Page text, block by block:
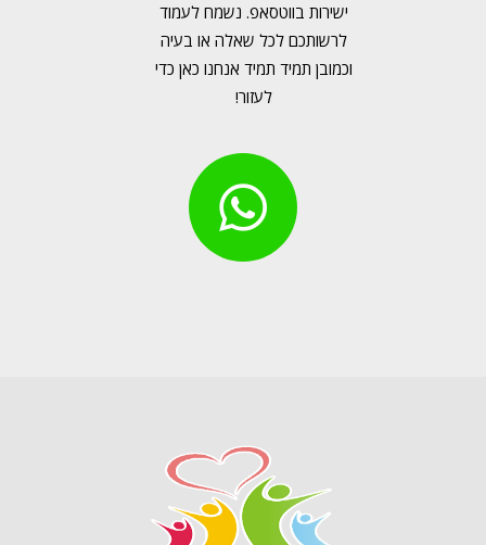
ישירות בווטסאפ. נשמח לעמוד
לרשותכם לכל שאלה או בעיה
וכמובן תמיד תמיד אנחנו כאן כדי
לעזור!